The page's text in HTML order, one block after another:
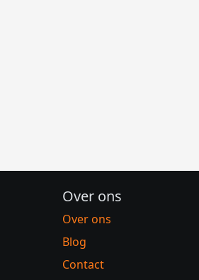
Over ons
Over ons
Blog
Contact